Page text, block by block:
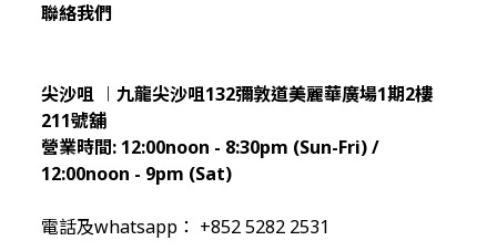
聯絡我們
尖沙咀 ︱九龍尖沙咀132彌敦道美麗華廣場1期2樓
211號舖
營業時間: 12:00noon - 8:30pm (Sun-Fri) /
12:00noon - 9pm (Sat)
電話及whatsapp： +852 5282 2531